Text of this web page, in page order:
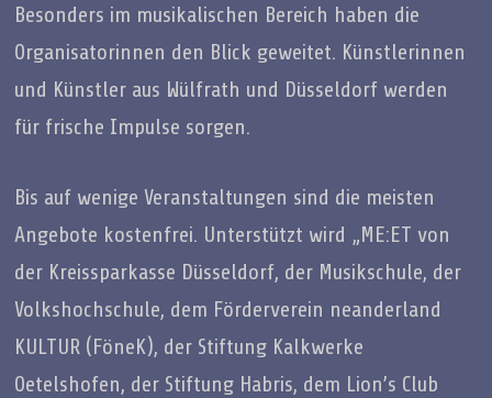
Besonders im musikalischen Bereich haben die
Organisatorinnen den Blick geweitet. Künstlerinnen
und Künstler aus Wülfrath und Düsseldorf werden
für frische Impulse sorgen.
Bis auf wenige Veranstaltungen sind die meisten
Angebote kostenfrei. Unterstützt wird „ME:ET von
der Kreissparkasse Düsseldorf, der Musikschule, der
Volkshochschule, dem Förderverein neanderland
KULTUR (FöneK), der Stiftung Kalkwerke
Oetelshofen, der Stiftung Habris, dem Lion’s Club